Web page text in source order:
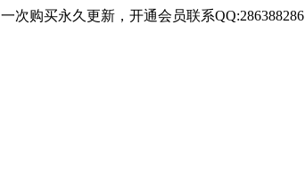
次购买永久更新，开通会员联系QQ:286388286